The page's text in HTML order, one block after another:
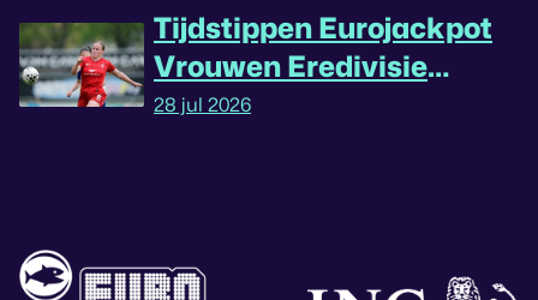
Tijdstippen Eurojackpot
Vrouwen Eredivisie
omgedraaid
28 jul 2026